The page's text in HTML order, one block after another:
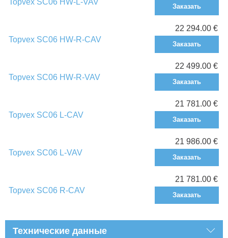
Topvex SC06 HW-L-VAV
Заказать
Topvex SC06 HW-R-CAV
22 294.00 €
Заказать
Topvex SC06 HW-R-VAV
22 499.00 €
Заказать
Topvex SC06 L-CAV
21 781.00 €
Заказать
Topvex SC06 L-VAV
21 986.00 €
Заказать
Topvex SC06 R-CAV
21 781.00 €
Заказать
Технические данные